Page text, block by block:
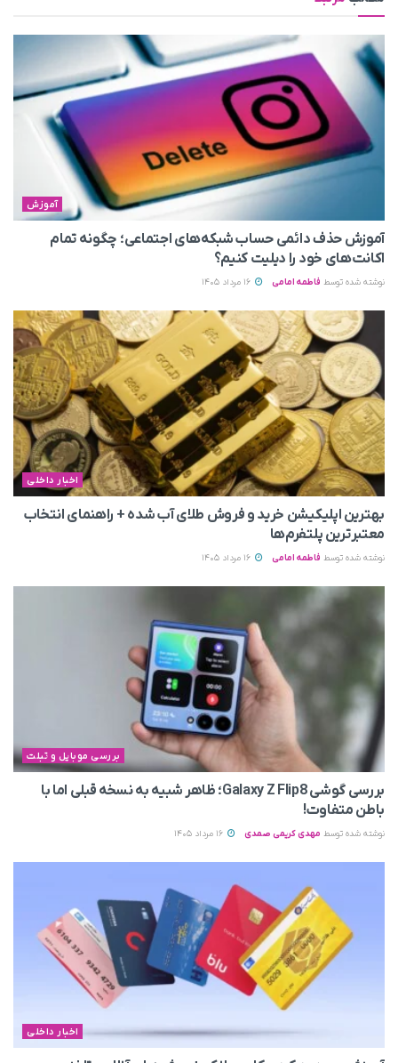
آموزش
آموزش حذف دائمی حساب شبکه‌های اجتماعی؛ چگونه تمام
اکانت‌های خود را دیلیت کنیم؟
نوشته شده توسط فاطمه امامی
اخبار داخلی
بهترین اپلیکیشن خرید و فروش طلای آب شده + راهنمای انتخاب
معتبرترین پلتفرم‌ها
نوشته شده توسط فاطمه امامی
بررسی موبایل و تبلت
بررسی گوشی Galaxy Z Flip8؛ ظاهر شبیه به نسخه قبلی اما با
باطن متفاوت!
نوشته شده توسط مهدی کریمی صمدی
اخبار داخلی